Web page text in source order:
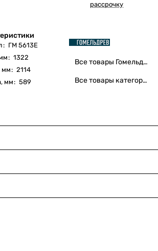
: ГМ 5613Е
: 1322
мм: 2114
мм: 589
рассрочку
Все товары Гомельдрев
Все товары категории